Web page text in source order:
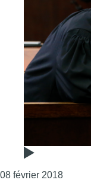
08 février 2018